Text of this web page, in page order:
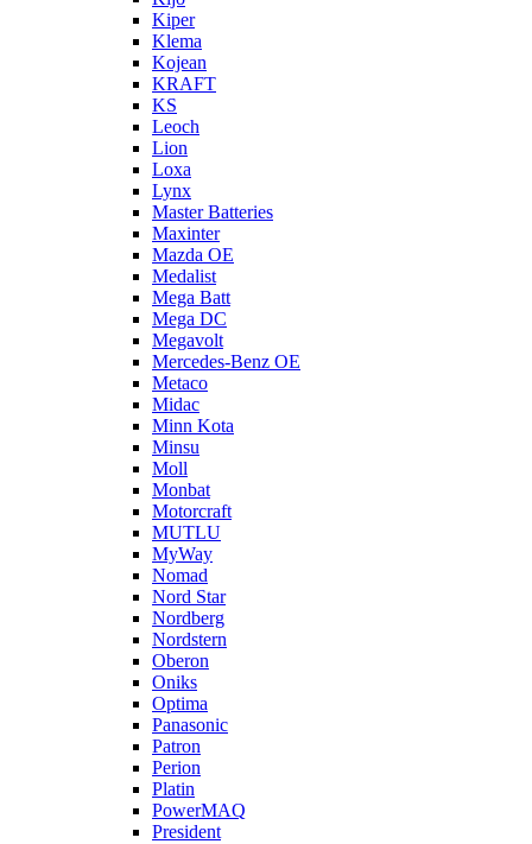
Kiper
Klema
Kojean
KRAFT
KS
Leoch
Lion
Loxa
Lynx
Master Batteries
Maxinter
Mazda OE
Medalist
Mega Batt
Mega DC
Megavolt
Mercedes-Benz OE
Metaco
Midac
Minn Kota
Minsu
Moll
Monbat
Motorcraft
MUTLU
MyWay
Nomad
Nord Star
Nordberg
Nordstern
Oberon
Oniks
Optima
Panasonic
Patron
Perion
Platin
PowerMAQ
President